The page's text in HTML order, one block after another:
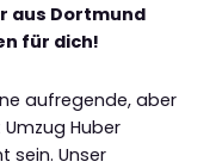
aus Dortmund
für dich!
aufregende, aber
Huber
sein. Unser